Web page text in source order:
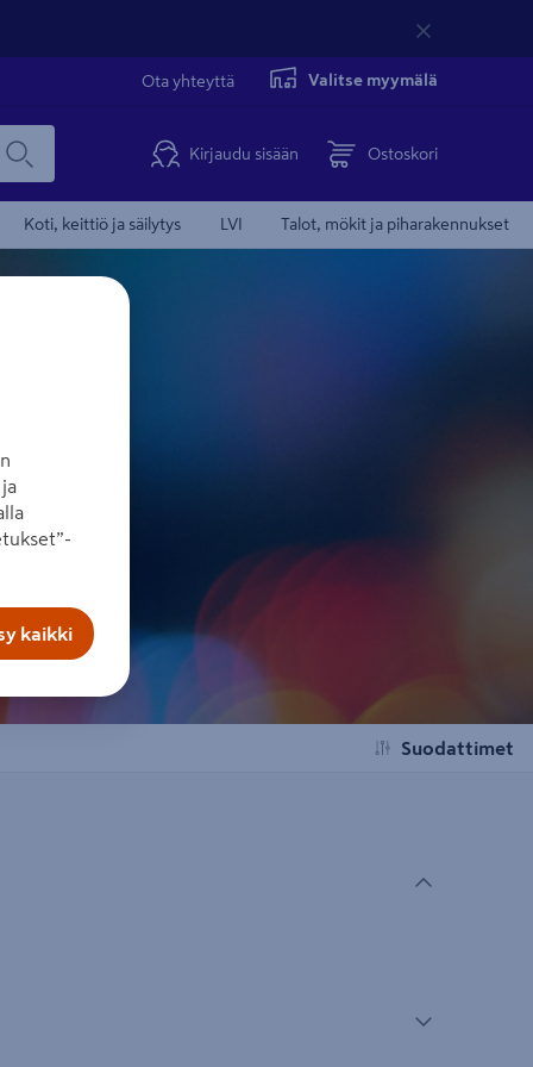
Ota yhteyttä Valitse myymälä
Kirjaudu sisään Ostoskori
Koti, keittiö ja säilytys LVI Talot, mökit ja piharakennukset
Suodattimet
kaikki